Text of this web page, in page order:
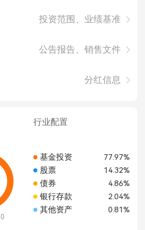
投资范围、业绩基准
公告报告、销售文件
分红信息
行业配置
基金投资 77.97%
股票 14.32%
债券 4.86%
银行存款 2.04%
其他资产 0.81%